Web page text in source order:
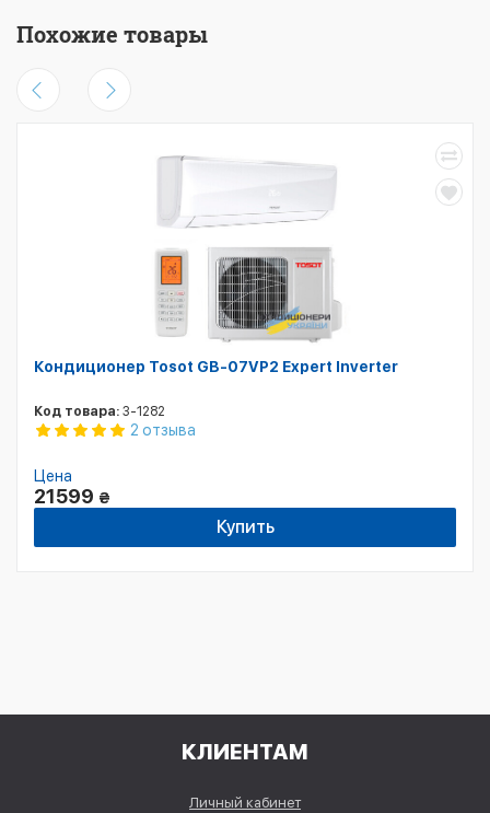
Похожие товары
Кондиционер Tosot GB-07VP2 Expert Inverter
Код товара: 3-1282
2 отзыва
Цена
21599 ₴
Купить
КЛИЕНТАМ
Личный кабинет